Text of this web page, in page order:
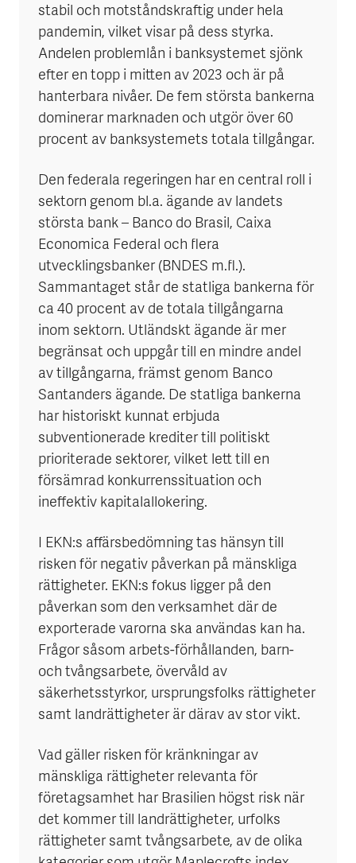
stabil och motståndskraftig under hela
pandemin, vilket visar på dess styrka.
Andelen problemlån i banksystemet sjönk
efter en topp i mitten av 2023 och är på
hanterbara nivåer. De fem största bankerna
dominerar marknaden och utgör över 60
procent av banksystemets totala tillgångar.
Den federala regeringen har en central roll i
sektorn genom bl.a. ägande av landets
största bank – Banco do Brasil, Caixa
Economica Federal och flera
utvecklingsbanker (BNDES m.fl.).
Sammantaget står de statliga bankerna för
ca 40 procent av de totala tillgångarna
inom sektorn. Utländskt ägande är mer
begränsat och uppgår till en mindre andel
av tillgångarna, främst genom Banco
Santanders ägande. De statliga bankerna
har historiskt kunnat erbjuda
subventionerade krediter till politiskt
prioriterade sektorer, vilket lett till en
försämrad konkurrenssituation och
ineffektiv kapitalallokering.
I EKN:s affärsbedömning tas hänsyn till
risken för negativ påverkan på mänskliga
rättigheter. EKN:s fokus ligger på den
påverkan som den verksamhet där de
exporterade varorna ska användas kan ha.
Frågor såsom arbets-förhållanden, barn-
och tvångsarbete, övervåld av
säkerhetsstyrkor, ursprungsfolks rättigheter
samt landrättigheter är därav av stor vikt.
Vad gäller risken för kränkningar av
mänskliga rättigheter relevanta för
företagsamhet har Brasilien högst risk när
det kommer till landrättigheter, urfolks
rättigheter samt tvångsarbete, av de olika